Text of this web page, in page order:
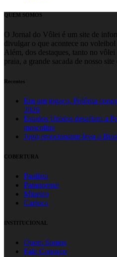
QUEM SOMOS
O Jornal do Vôlei é um site de
divulgar o que acontece no
Além, dos destaques, tanto no
praia, a grande sacada de nosso
Recentes
Em um jogaço, Polônia
2026
Estados Unidos desafiam a
masculina
Jogo emocionante leva o
COBERTURA
Paulista
Paranaense
Mineiro
Carioca
INSTITUCIONAL
Quem Somos
Fale Conosco